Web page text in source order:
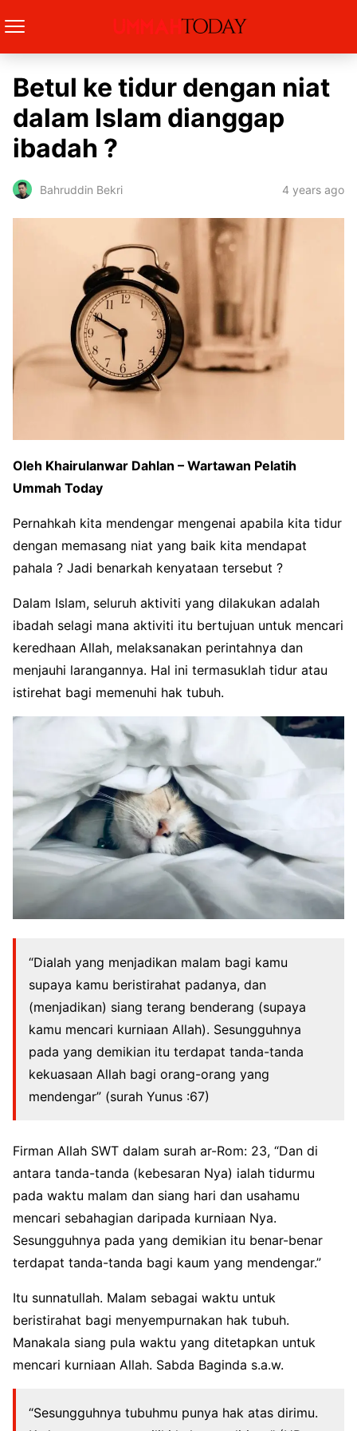
Betul ke tidur dengan niat
dalam Islam dianggap
ibadah ?
Bahruddin Bekri 4 years ago
Oleh Khairulanwar Dahlan – Wartawan Pelatih
Ummah Today
Pernahkah kita mendengar mengenai apabila kita tidur
dengan memasang niat yang baik kita mendapat
pahala ? Jadi benarkah kenyataan tersebut ?
Dalam Islam, seluruh aktiviti yang dilakukan adalah
ibadah selagi mana aktiviti itu bertujuan untuk mencari
keredhaan Allah, melaksanakan perintahnya dan
menjauhi larangannya. Hal ini termasuklah tidur atau
istirehat bagi memenuhi hak tubuh.
“Dialah yang menjadikan malam bagi kamu
supaya kamu beristirahat padanya, dan
(menjadikan) siang terang benderang (supaya
kamu mencari kurniaan Allah). Sesungguhnya
pada yang demikian itu terdapat tanda-tanda
kekuasaan Allah bagi orang-orang yang
mendengar” (surah Yunus :67)
Firman Allah SWT dalam surah ar-Rom: 23, “Dan di
antara tanda-tanda (kebesaran Nya) ialah tidurmu
pada waktu malam dan siang hari dan usahamu
mencari sebahagian daripada kurniaan Nya.
Sesungguhnya pada yang demikian itu benar-benar
terdapat tanda-tanda bagi kaum yang mendengar.”
Itu sunnatullah. Malam sebagai waktu untuk
beristirahat bagi menyempurnakan hak tubuh.
Manakala siang pula waktu yang ditetapkan untuk
mencari kurniaan Allah. Sabda Baginda s.a.w.
“Sesungguhnya tubuhmu punya hak atas dirimu.